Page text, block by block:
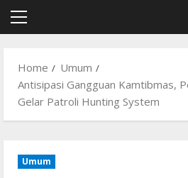
Primary
Home
Umum
Antisipasi Gangguan Kamtibmas,
Gelar Patroli Hunting System
Umum